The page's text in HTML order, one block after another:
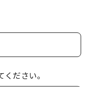
ださい。